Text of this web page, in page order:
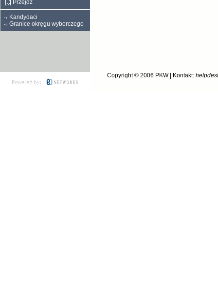
Przejdź
Kandydaci
Granice okręgu wyborczego
Copyright © 2006 PKW| Kontakt: